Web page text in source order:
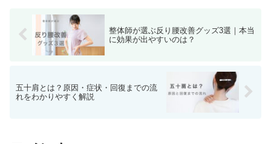
整体師が選ぶ反り腰改善グッズ3選｜本当
に効果が出やすいのは？
五十肩とは？原因・症状・回復までの流
れをわかりやすく解説